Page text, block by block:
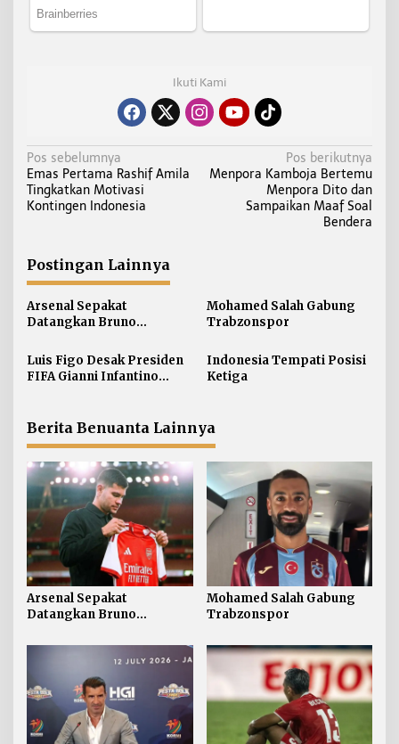
Ikuti Kami
N
a
v
a
s
i
p
o
s
Pos sebelumnya
Emas Pertama Rashif Amila
Tingkatkan Motivasi
Kontingen Indonesia
Pos berikutnya
Menpora Kamboja Bertemu
Menpora Dito dan
Sampaikan Maaf Soal
Bendera
Postingan Lainnya
Arsenal Sepakat
Datangkan Bruno
Mohamed Salah Gabung
Trabzonspor
Luis Figo Desak Presiden
FIFA Gianni Infantino
Indonesia Tempati Posisi
Ketiga
Berita Benuanta Lainnya
Arsenal Sepakat
Datangkan Bruno
Mohamed Salah Gabung
Trabzonspor